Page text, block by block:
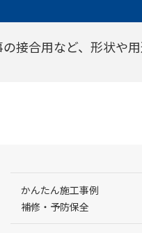
接合用など、形状や用
かんたん施工事例
補修・予防保全